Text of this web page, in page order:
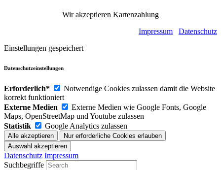
Wir akzeptieren Kartenzahlung
Impressum
Datenschutz
Einstellungen gespeichert
Datenschutzeinstellungen
Erforderlich*
Notwendige Cookies zulassen damit die Website
korrekt funktioniert
Externe Medien
Externe Medien wie Google Fonts, Google
Maps, OpenStreetMap und Youtube zulassen
Statistik
Google Analytics zulassen
Datenschutz Impressum
Suchbegriffe